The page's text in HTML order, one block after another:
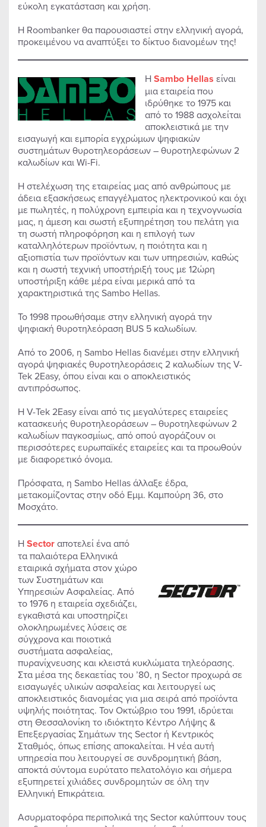
εύκολη εγκατάσταση και χρήση.
Η Roombanker θα παρουσιαστεί στην ελληνική αγορά,
προκειμένου να αναπτύξει το δίκτυο διανομέων της!
ΗSambo Hellas είναι
μια εταιρεία που
ιδρύθηκε το 1975 και
από το 1988 ασχολείται
αποκλειστικά με την
εισαγωγή και εμπορία εγχρώμων ψηφιακών
συστημάτων θυροτηλεοράσεων – θυροτηλεφώνων 2
καλωδίων και Wi-Fi.
Η στελέχωση της εταιρείας μας από ανθρώπους με
άδεια εξασκήσεως επαγγέλματος ηλεκτρονικού και όχι
με πωλητές, η πολύχρονη εμπειρία και η τεχνογνωσία
μας, η άμεση και σωστή εξυπηρέτηση του πελάτη για
τη σωστή πληροφόρηση και η επιλογή των
καταλληλότερων προϊόντων, η ποιότητα και η
αξιοπιστία των προϊόντων και των υπηρεσιών, καθώς
και η σωστή τεχνική υποστήριξή τους με 12ώρη
υποστήριξη κάθε μέρα είναι μερικά από τα
χαρακτηριστικά της Sambo Hellas.
Το 1998 προωθήσαμε στην ελληνική αγορά την
ψηφιακή θυροτηλεόραση BUS 5 καλωδίων.
Από το 2006, η Sambo Hellas διανέμει στην ελληνική
αγορά ψηφιακές θυροτηλεοράσεις 2 καλωδίων της V-
Tek 2Easy, όπου είναι και ο αποκλειστικός
αντιπρόσωπος.
Η V-Tek 2Easy είναι από τις μεγαλύτερες εταιρείες
κατασκευής θυροτηλεοράσεων – θυροτηλεφώνων 2
καλωδίων παγκοσμίως, από οπού αγοράζουν οι
περισσότερες ευρωπαϊκές εταιρείες και τα προωθούν
με διαφορετικό όνομα.
Πρόσφατα, η Sambo Hellas άλλαξε έδρα,
μετακομίζοντας στην οδό Εμμ. Καμπούρη 36, στο
Μοσχάτο.
ΗSectorαποτελεί ένα από
τα παλαιότερα Ελληνικά
εταιρικά σχήματα στον χώρο
των Συστημάτων και
Υπηρεσιών Ασφαλείας. Από
το 1976 η εταιρεία σχεδιάζει,
εγκαθιστά και υποστηρίζει
ολοκληρωμένες λύσεις σε
σύγχρονα και ποιοτικά
συστήματα ασφαλείας,
πυρανίχνευσης και κλειστά κυκλώματα τηλεόρασης.
Στα μέσα της δεκαετίας του ’80, η Sector προχωρά σε
εισαγωγές υλικών ασφαλείας και λειτουργεί ως
αποκλειστικός διανομέας για μια σειρά από προϊόντα
υψηλής ποιότητας. Τον Οκτώβριο του 1991, ιδρύεται
στη Θεσσαλονίκη το ιδιόκτητο Κέντρο Λήψης &
Επεξεργασίας Σημάτων της Sector ή Κεντρικός
Σταθμός, όπως επίσης αποκαλείται. Η νέα αυτή
υπηρεσία που λειτουργεί σε συνδρομητική βάση,
αποκτά σύντομα ευρύτατο πελατολόγιο και σήμερα
εξυπηρετεί χιλιάδες συνδρομητών σε όλη την
Ελληνική Επικράτεια.
Ασυρματοφόρα περιπολικά της Sector καλύπτουν τους